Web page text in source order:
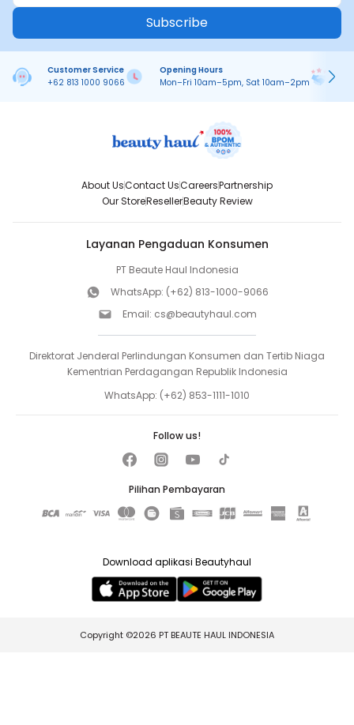
Subscribe
Customer Service
+62 813 1000 9066
Opening Hours
Mon–Fri 10am–5pm, Sat 10am–2pm
About UsContact UsCareersPartnership
Our StoreResellerBeauty Review
Layanan Pengaduan Konsumen
PT Beaute Haul Indonesia
WhatsApp: (+62) 813-1000-9066
Email: cs@beautyhaul.com
Direktorat Jenderal Perlindungan Konsumen dan Tertib Niaga
Kementrian Perdagangan Republik Indonesia
WhatsApp: (+62) 853-1111-1010
Pilihan Pembayaran
Follow us!
Download aplikasi Beautyhaul
Copyright ©2026 PT BEAUTE HAUL INDONESIA